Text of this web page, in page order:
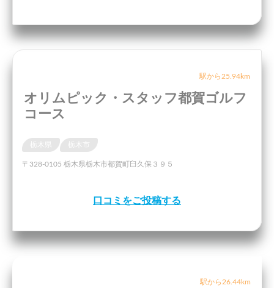
駅から25.94km
オリムピック・スタッフ都賀ゴルフ
コース
〒328-0105 栃木県栃木市都賀町臼久保３９５
口コミをご投稿する
駅から26.44km